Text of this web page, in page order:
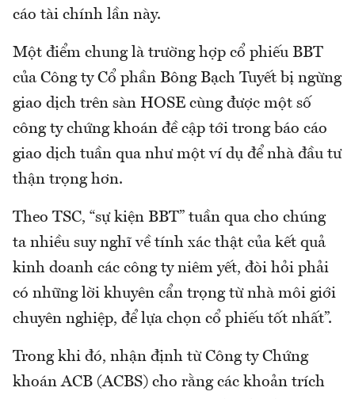
cáo tài chính lần này.
Một điểm chung là trường hợp cổ phiếu BBT
của Công ty Cổ phần Bông Bạch Tuyết bị ngừng
giao dịch trên sàn HOSE cùng được một số
công ty chứng khoán đề cập tới trong báo cáo
giao dịch tuần qua như một ví dụ để nhà đầu tư
thận trọng hơn.
Theo TSC, “sự kiện BBT” tuần qua cho chúng
ta nhiều suy nghĩ về tính xác thật của kết quả
kinh doanh các công ty niêm yết, đòi hỏi phải
có những lời khuyên cẩn trọng từ nhà môi giới
chuyên nghiệp, để lựa chọn cổ phiếu tốt nhất”.
Trong khi đó, nhận định từ Công ty Chứng
khoán ACB (ACBS) cho rằng các khoản trích